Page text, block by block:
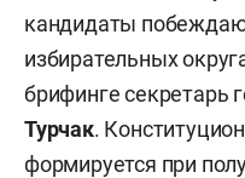
кандидаты
избирательных
брифинге секретарь
Турчак.
формируется при